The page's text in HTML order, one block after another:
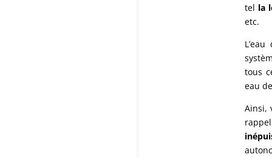
tel la
etc.
tous
eau
Ainsi,